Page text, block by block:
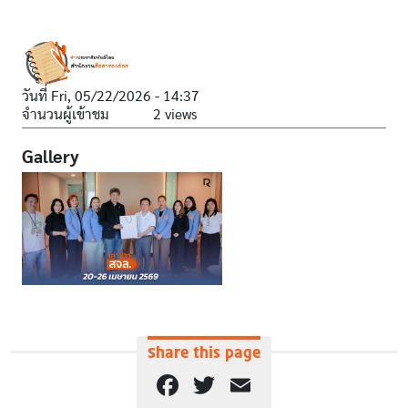
วันที่ Fri, 05/22/2026 - 14:37
จำนวนผู้เข้าชม
2 views
Gallery
Share this page
Facebook
Twitter